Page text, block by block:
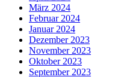
März 2024
Februar 2024
Januar 2024
Dezember 2023
November 2023
Oktober 2023
September 2023